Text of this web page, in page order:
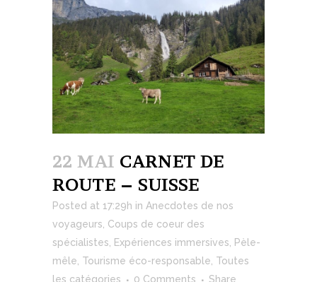
22 MAI CARNET DE
ROUTE – SUISSE
Posted at 17:29h in Anecdotes de nos
voyageurs Coups de coeur des
spécialistes
Expériences immersives
Pèle-
mêle Tourisme éco-responsable Toutes
les catégories
0 Comments Share